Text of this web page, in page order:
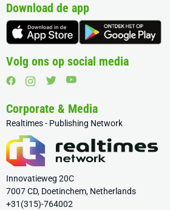
Download de app
Volg ons op social media
Corporate & Media
Realtimes - Publishing Network
Innovatieweg 20C
7007 CD, Doetinchem, Netherlands
+31(315)-764002